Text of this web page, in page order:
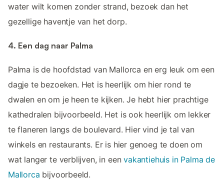
water wilt komen zonder strand, bezoek dan het
gezellige haventje van het dorp.
4. Een dag naar Palma
Palma is de hoofdstad van Mallorca en erg leuk om een
dagje te bezoeken. Het is heerlijk om hier rond te
dwalen en om je heen te kijken. Je hebt hier prachtige
kathedralen bijvoorbeeld. Het is ook heerlijk om lekker
te flaneren langs de boulevard. Hier vind je tal van
winkels en restaurants. Er is hier genoeg te doen om
wat langer te verblijven, in eenvakantiehuis in Palma de
Mallorca bijvoorbeeld.